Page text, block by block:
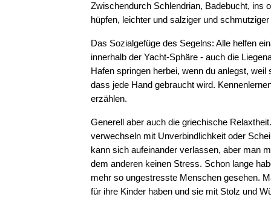
Zwischendurch Schlendrian, Badebucht, ins
hüpfen, leichter und salziger und
Das Sozialgefüge des Segelns: Alle helfen
innerhalb der Yacht-Sphäre - auch die
Hafen springen herbei, wenn du anlegst, weil
dass jede Hand gebraucht wird.
erzählen.
Generell aber auch die griechische
verwechseln mit Unverbindlichkeit oder
kann sich aufeinander verlassen, aber man
dem anderen keinen Stress. Schon lange
mehr so ungestresste Menschen gesehen.
für ihre Kinder haben und sie mit Stolz und